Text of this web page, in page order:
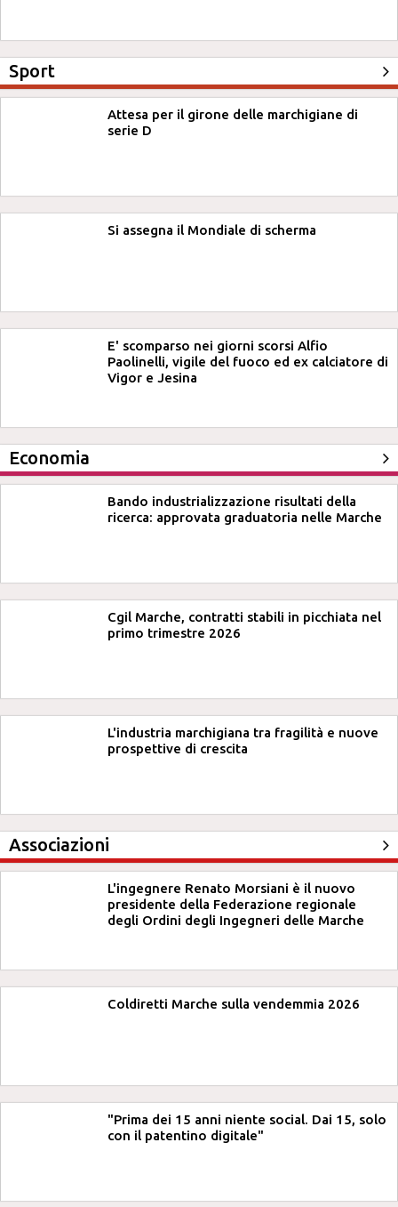
Sport
Attesa per il girone delle marchigiane di
serie D
Si assegna il Mondiale di scherma
E' scomparso nei giorni scorsi Alfio
Paolinelli, vigile del fuoco ed ex calciatore di
Vigor e Jesina
Economia
Bando industrializzazione risultati della
ricerca: approvata graduatoria nelle Marche
Cgil Marche, contratti stabili in picchiata nel
primo trimestre 2026
L'industria marchigiana tra fragilità e nuove
prospettive di crescita
Associazioni
L'ingegnere Renato Morsiani è il nuovo
presidente della Federazione regionale
degli Ordini degli Ingegneri delle Marche
Coldiretti Marche sulla vendemmia 2026
"Prima dei 15 anni niente social. Dai 15, solo
con il patentino digitale"